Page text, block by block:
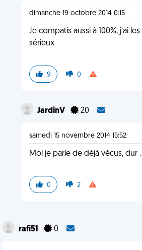
dimanche 19 octobre 2014 0:15
Je compatis aussi à 100%, j'ai
sérieux
9 0
JardinV 20
samedi 15 novembre 2014 15:52
Moi je parle de déjà vécus, dur
0 2
rafi51 0